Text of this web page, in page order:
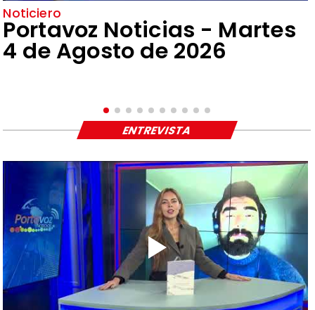
Noticiero
Portavoz Noticias - Martes
4 de Agosto de 2026
ENTREVISTA